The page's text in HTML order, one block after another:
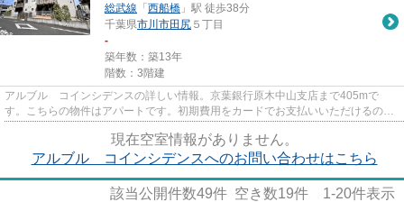
総武線 「 西船橋 」駅 徒歩38分
千葉県市川市田尻 ５丁目
-
築年数：築13年
階数：3階建
アルブル コインシデンスの詳しい情報。京葉銀行原木中山支店まで405mで
す。こちらの物件はアパートです。初期費用をカードでお支払いいただけるの
現在空室情報がありません。
アルブル コインシデンスへのお問い合わせはこちら
該当公開件数49件 空き数19件 1-20件表示